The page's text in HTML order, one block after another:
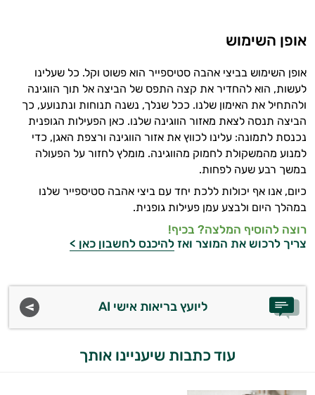
אופן השימוש
אופן השימוש בביצי אהבה סטיספייר הוא פשוט וקל. כל שעלינו
לעשות, הוא להחדיר את קצה התפס של הביצה אל תוך הווגינה
ולהתחיל את האימון שלנו. ככל שנלך, נשנה תנוחות ונתנועע, כך
הביצה תנסה לצאת מאזור הווגינה שלנו. כאן הפעילות הגופנית
נכנסת לתמונה: עלינו לכווץ את אזור הווגינה ורצפת האגן, כדי
למנוע מהמשקולת לחמוק מהווגינה. מומלץ לחזור על הפעולה
במשך רבע שעה לפחות.
כיום, אנו אף יכולות ללכת יחד עם ביצי אהבה סטיספייר שלנו
במהלך היום ולבצע עמן פעילות גופנית.
רוצה להוסיף המלצה? בכיף!
צריך לרכוש את המוצר ואז להיכנס לחשבון כאן >
ליועץ בריאות אישי AI
עוד כתבות שיעניינו אותך
ותזונת הספורט.
אני כאן כדי לעזור לך להתאים את תוספי
התזונה ומוצרי הבריאות המדויקים למטרות
ולמצב הגופני שלך, ולהסביר לך אילו רכיבים
עובדים יחד כדי למקסם תוצאות גם בחיי היום
יום וגם בתחום הכושר והספורט.
המטרה שלי היא להתאים עבורך המלצות
אישיות מבוססות מדעית.
זה הזמן להתחיל. איך אוכל לעזור?